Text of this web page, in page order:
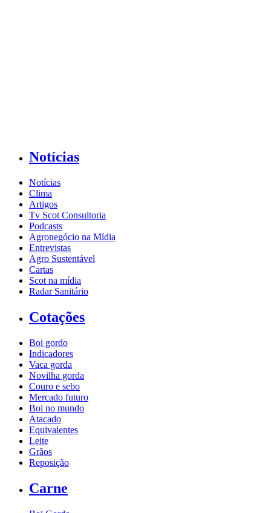
Notícias
Notícias
Clima
Artigos
Tv Scot Consultoria
Podcasts
Agronegócio na Mídia
Entrevistas
Agro Sustentável
Cartas
Scot na mídia
Radar Sanitário
Cotações
Boi gordo
Indicadores
Vaca gorda
Novilha gorda
Couro e sebo
Mercado futuro
Boi no mundo
Atacado
Equivalentes
Leite
Grãos
Reposição
Carne